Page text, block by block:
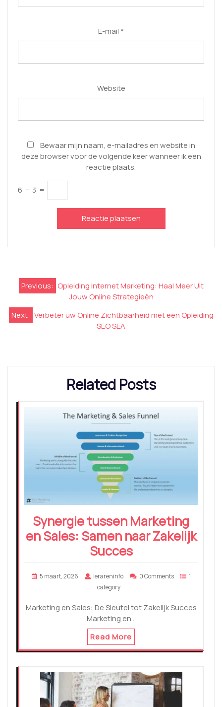
E-mail *
Website
Bewaar mijn naam, e-mailadres en website in
deze browser voor de volgende keer wanneer ik een
reactie plaats.
6 − 3 =
Berichtnavigatie
Previous: Opleiding Internet Marketing: Haal Meer Uit
Jouw Online Strategieën
Next: Verbeter uw Online Zichtbaarheid met een Opleiding
SEO SEA
Related Posts
Synergie tussen Marketing
en Sales: Samen naar Zakelijk
Succes
5 maart, 2026 lerareninfo 0 Comments
1
category
Marketing en Sales: De Sleutel tot Zakelijk Succes
Marketing en…
Read More